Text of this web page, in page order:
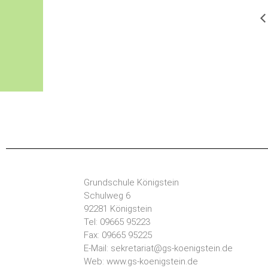
Grundschule Königstein
Schulweg 6
92281 Königstein
Tel: 09665 95223
Fax: 09665 95225
E-Mail: sekretariat@gs-koenigstein.de
Web: www.gs-koenigstein.de